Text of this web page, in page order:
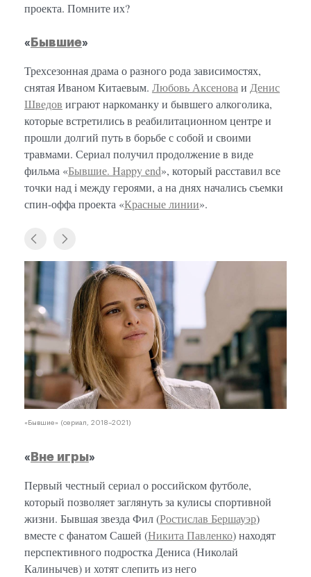
проекта. Помните их?
« Бывшие»
Трехсезонная драма о разного рода зависимостях,
снятая Иваном Китаевым. Любовь Аксеноваи Денис
Шведов играют наркоманку и бывшего алкоголика,
которые встретились в реабилитационном центре и
прошли долгий путь в борьбе с собой и своими
травмами. Сериал получил продолжение в виде
фильма «Бывшие. Happy end», который расставил все
точки над i между героями, а на днях начались съемки
спин-оффа проекта «Красные линии».
«Бывшие» (сериал, 2018–2021)
« Вне игры»
Первый честный сериал о российском футболе,
который позволяет заглянуть за кулисы спортивной
жизни. Бывшая звезда Фил (Ростислав Бершауэр)
вместе с фанатом Сашей (Никита Павленко) находят
перспективного подростка Дениса (Николай
Калинычев) и хотят слепить из него